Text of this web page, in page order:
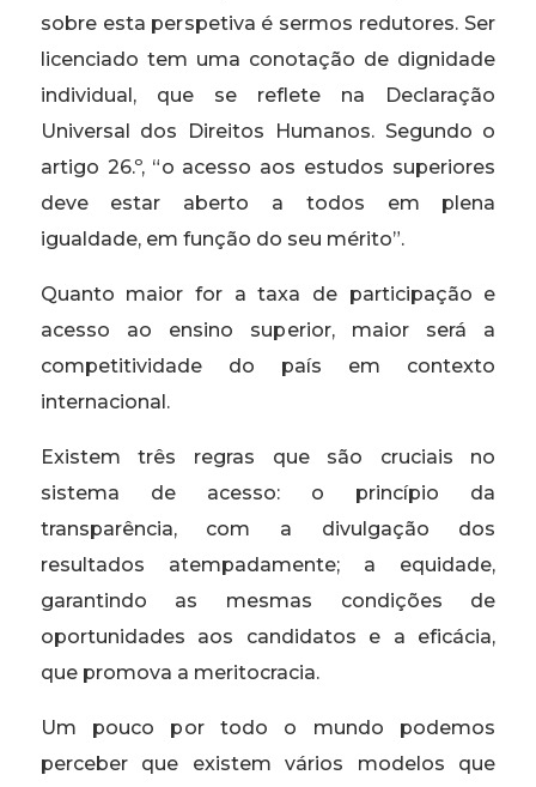
sobre esta perspetiva é sermos redutores. Ser
licenciado tem uma conotação de dignidade
individual, que se reflete na Declaração
Universal dos Direitos Humanos. Segundo o
artigo 26.º, “o acesso aos estudos superiores
deve estar aberto a todos em plena
igualdade, em função do seu mérito”.
Quanto maior for a taxa de participação e
acesso ao ensino superior, maior será a
competitividade do país em contexto
internacional.
Existem três regras que são cruciais no
sistema de acesso: o princípio da
transparência, com a divulgação dos
resultados atempadamente; a equidade,
garantindo as mesmas condições de
oportunidades aos candidatos e a eficácia,
que promova a meritocracia.
Um pouco por todo o mundo podemos
perceber que existem vários modelos que